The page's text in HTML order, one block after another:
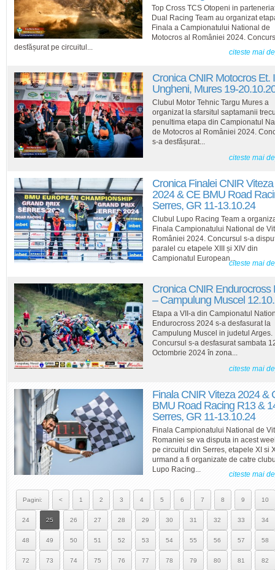
Top Cross TCS Otopeni in
Dual Racing Team au organizat
Finala a Campionatului National de
Motocros al României 2024.
desfășurat pe circuitul...
citeste mai
Cronica CNIR Motocros Et.
Ungheni, Mures 19-
Clubul Motor Tehnic Targu Mures a
organizat la sfarsitul saptamanii
penultima etapa din Campionatul
de Motocros al României 2024.
s-a desfășurat...
citeste mai
Cronica Finalei CNIR Viteza
2024 & CE BMU Road
Serres, GR 11-13.10.24
Clubul Lupo Racing Team a
Finala Campionatului National de
României 2024. Concursul s-a
paralel cu etapele XIII și XIV din
Campionatul European...
citeste mai
Cronica CNIR Endurocross
– Campulung Muscel
Etapa a VII-a din Campionatul
Endurocross 2024 s-a desfasurat la
Campulung Muscel in judetul Arges.
Concursul s-a desfasurat sambata
Octombrie 2024 în zona...
citeste mai
Finala CNIR Viteza 2024 &
BMU Road Racing R13 &
Serres, GR 11-13.10.24
Finala Campionatului National de
Romaniei se va disputa in acest
pe circuitul din Serres, etapele XI si
urmand a fi organizate de catre
Lupo Racing...
citeste mai
Pagini: < 1 2 3 4 5 6 7 8 9 10
24 25 26 27 28 29 30 31 32 33 34
48 49 50 51 52 53 54 55 56 57 58
72 73 74 75 76 77 78 79 80 81 82